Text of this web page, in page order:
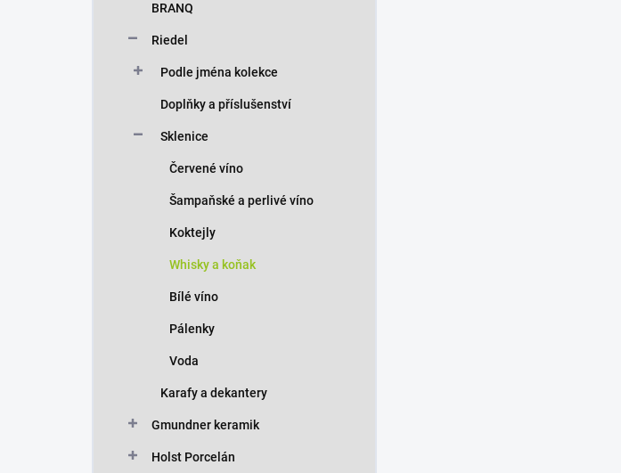
BRANQ
Riedel
Podle jména kolekce
Doplňky a příslušenství
Sklenice
Červené víno
Šampaňské a perlivé víno
Koktejly
Whisky a koňak
Bílé víno
Pálenky
Voda
Karafy a dekantery
Gmundner keramik
Holst Porcelán